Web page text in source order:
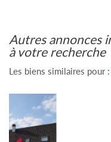
autres annonces immobilières correspondant
à votre recherche
Les biens similaires pour :